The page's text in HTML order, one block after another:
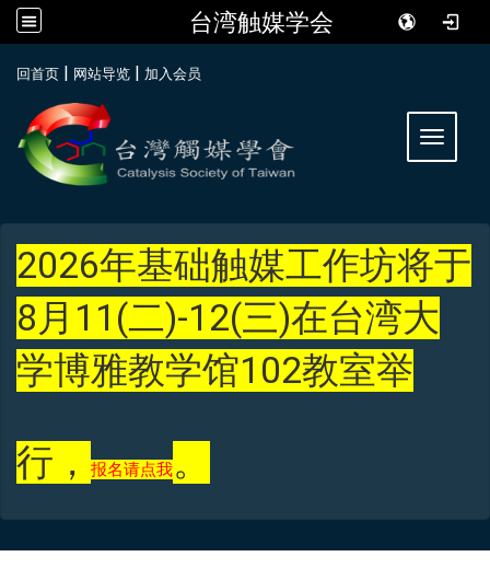
台湾触媒学会
回首页 | 网站导览 | 加入会员
Toggle
2026年基础触媒工作坊将于
8月11(二)-12(三)在台湾大
学博雅教学馆102教室举
行，报名请点我。